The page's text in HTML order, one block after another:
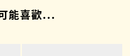
能喜歡...